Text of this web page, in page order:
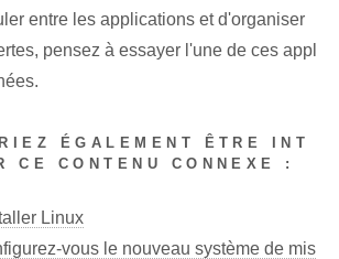
entre les applications et d'organiser
pensez à essayer l'une de ces⁢ appl
ÉGALEMENT ÊTRE INT
CE CONTENU CONNEXE :
Linux
vous le nouveau système de mis